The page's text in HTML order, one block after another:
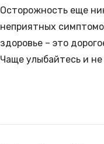
Осторожность еще
неприятных
здоровье – это
Чаще улыбайтесь и